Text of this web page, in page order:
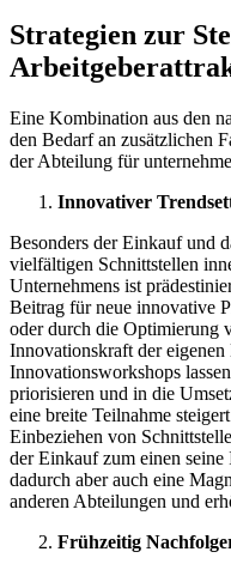
Strategien zur
Eine Kombination aus den
den Bedarf an zusätzlichen
der Abteilung für
Innovativer
Besonders der Einkauf und
vielfältigen Schnittstellen
Unternehmens ist
Beitrag für neue innovative
oder durch die Optimierung
Innovationskraft der
Innovationsworkshops
priorisieren und in die
eine breite Teilnahme
Einbeziehen von
der Einkauf zum einen
dadurch aber auch eine
anderen Abteilungen und
Frühzeitig